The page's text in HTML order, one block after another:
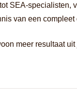
SEA-specialisten,
van een compleet
meer resultaat